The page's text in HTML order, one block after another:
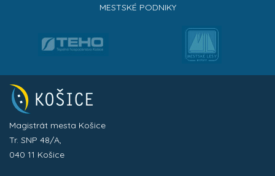
MESTSKÉ PODNIKY
Magistrát mesta Košice
Tr. SNP 48/A,
040 11 Košice